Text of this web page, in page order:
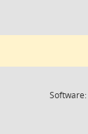
Software: